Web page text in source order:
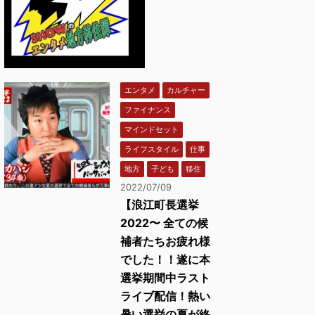
エンタメ
カルチャー
ファイナンス
マインドセット
ライフスタイル
仕事
地方
子ども 移住
2022/07/09
【浪江町長選挙
2022〜 全ての候
補者たちお疲れ様
でした！！遂に本
選挙期間中ラスト
ライブ配信！熱い